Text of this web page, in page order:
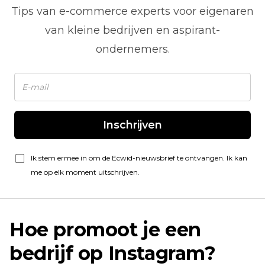
Tips van e-commerce experts voor eigenaren
van kleine bedrijven en aspirant-
ondernemers.
Inschrijven
Ik stem ermee in om de Ecwid-nieuwsbrief te ontvangen. Ik kan
me op elk moment uitschrijven.
Hoe promoot je een
bedrijf op Instagram?